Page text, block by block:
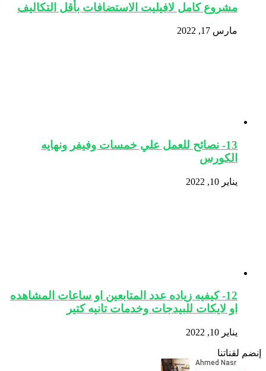
مشروع كامل لافيليت الاستضافات بأقل التكاليف
مارس 17, 2022
13- نصائح للعمل علي خمسات وفيفر ونهايه
الكورس
يناير 10, 2022
12- كيفيه زياده عدد المتابعين او ساعات المشاهده
او لايكات للبيدجات وخدمات تانيه كتير
يناير 10, 2022
إنضم لقناتنا